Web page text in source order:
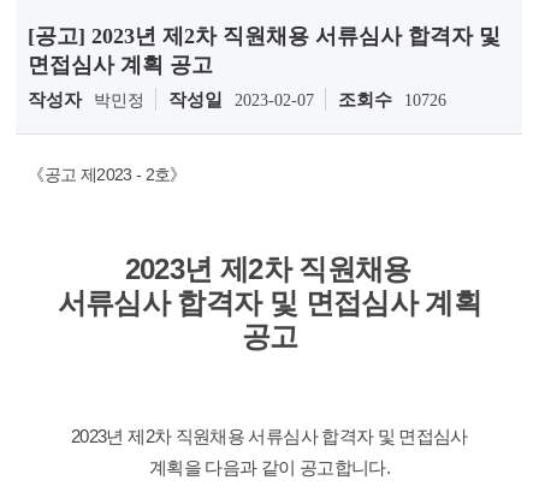
[공고] 2023년 제2차 직원채용 서류심사 합격자 및
면접심사 계획 공고
작성자 박민정 작성일 2023-02-07 조회수 10726
《공고 제2023 - 2호》
2023년 제2차 직원채용​
서류심사 합격자 및 면접심사 계획
공고
2023년 제2차 직원채용서류심사 합격자 및 면접심사
계획을 다음과 같이 공고합니다.